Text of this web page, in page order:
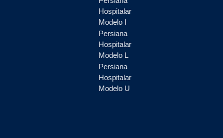
Hospitalar
Modelo I
Persiana
Hospitalar
Modelo L
Persiana
Hospitalar
Modelo U